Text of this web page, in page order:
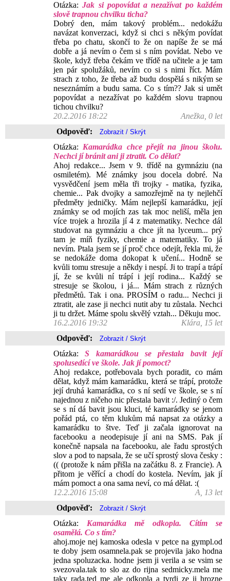
Otázka:Jak si popovídat a nezažívat po každém
slově trapnou chvilku ticha?
Dobrý den, mám takový problém... nedokážu
navázat konverzaci, když si chci s někým povídat
třeba po chatu, skončí to že on napíše že se má
dobře a já nevím o čem si s ním povídat. Nebo ve
škole, když třeba čekám ve třídě na učitele a je tam
jen pár spolužáků, nevím co si s nimi říct. Mám
strach z toho, že třeba až budu dospělá s nikým se
neseznámím a budu sama. Co s tím?? Jak si umět
popovídat a nezažívat po každém slovu trapnou
tichou chvilku?
20.2.2016 18:22
Anežka, 0 let
Odpověď:
Otázka: Kamarádka chce přejít na jinou školu.
Nechci jí bránit ani ji ztratit. Co dělat?
Ahoj redakce... Jsem v 9. třídě na gymnáziu (na
osmiletém). Mé známky jsou docela dobré. Na
vysvědčení jsem měla tři trojky - matika, fyzika,
chemie... Pak dvojky a samozřejmě na ty nejlehčí
předměty jedničky. Mám nejlepší kamarádku, její
známky se od mojích zas tak moc neliší, měla jen
více trojek a hrozila jí 4 z matematiky. Nechce dál
studovat na gymnáziu a chce jít na lyceum... prý
tam je míň fyziky, chemie a matematiky. To já
nevím. Ptala jsem se jí proč chce odejít, řekla mi, že
se nedokáže doma dokopat k učení... Hodně se
kvůli tomu stresuje a někdy i nespí. Ji to trapí a trápí
jí, že se kvůli ní trápí i její rodina... Každý se
stresuje se školou, i já... Mám strach z různých
předmětů. Tak i ona. PROSÍM o radu... Nechci ji
ztratit, ale zase ji nechci nutit aby tu zůstala. Nechci
ji tu držet. Máme spolu skvělý vztah... Děkuju moc.
16.2.2016 19:32
Klára, 15 let
Odpověď:
Otázka:S kamarádkou se přestala bavit její
spolusedící ve škole. Jak jí pomoct?
Ahoj redakce, potřebovala bych poradit, co mám
dělat, když mám kamarádku, která se trápí, protože
její druhá kamarádka, co s ní sedí ve škole, se s ní
najednou z ničeho nic přestala bavit :/. Jediný o čem
se s ní dá bavit jsou kluci, té kamarádky se jenom
pořád ptá, co těm klukům má napsat za otázky a
kamarádku to štve. Teď ji začala ignorovat na
facebooku a neodepisuje jí ani na SMS. Pak jí
konečně napsala na facebooku, ale řadu sprostých
slov a pod to napsala, že se učí sprostý slova česky :
(( (protože k nám přišla na začátku 8. z Francie). A
přitom je věřící a chodí do kostela. Nevím, jak jí
mám pomoct a ona sama neví, co má dělat. :(
12.2.2016 15:08
A, 13 let
Odpověď:
Otázka: Kamarádka mě odkopla. Cítím se
osamělá. Co s tím?
ahoj.moje nej kamoska odesla v petce na gympl.od
te doby jsem osamnela.pak se projevila jako hodna
jedna spoluzacka. hodne jsem ji verila a se vsim se
svezovala.tak to slo az do rijna sedmicky.mela me
taky rada.ted me ale odkopla a tvrdi ze ji hrozne